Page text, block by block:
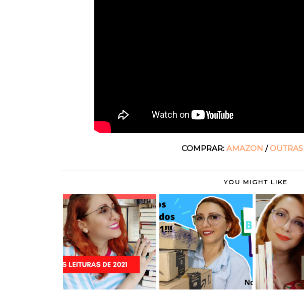
COMPRAR: AMAZON /
YOU MIGHT LIKE
Leituras Novembro e
Dezembro de 202...
Último Book Haul de
2021! (Livros a...
Leituras de